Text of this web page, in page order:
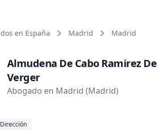
en España Madrid Madrid
Almudena De Cabo Ramirez De
Verger
Abogado en Madrid (Madrid)
Dirección